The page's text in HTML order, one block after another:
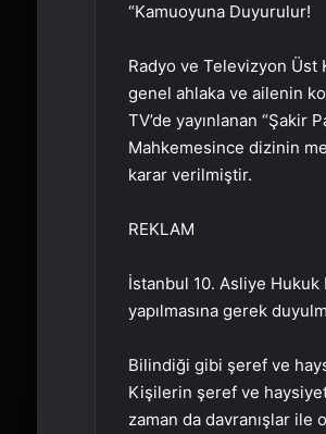
“Kamuoyuna Duyurulur!
Radyo ve Televizyon Üst
genel ahlaka ve ailenin
TV’de yayınlanan “Şakir
Mahkemesince dizinin
karar verilmiştir.
REKLAM
İstanbul 10. Asliye Hukuk
yapılmasına gerek
Bilindiği gibi şeref ve
Kişilerin şeref ve
zaman da davranışlar ile